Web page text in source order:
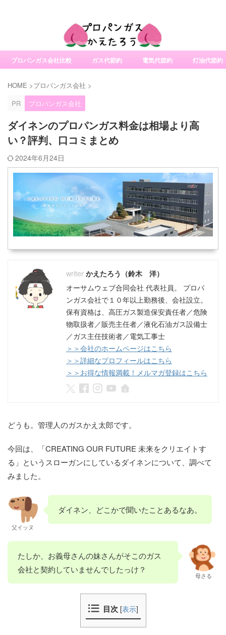
プロパンガス会社比較 ガス代節約 電気代節約 灯油代節約
HOME >プロパンガス会社 >
PR
プロパンガス会社
ダイネンのプロパンガス料金は相場より高
い？評判、口コミまとめ
2024年6月24日
かえたろう（鈴木 洋）
オーサムウェブ合同会社 代表社員。 プロパ
ンガス会社で１０年以上勤務後、会社設立。
保有資格は、高圧ガス製造保安責任者／危険
物取扱者／販売主任者／液化石油ガス設備士
／ガス主任技術者／電気工事士
＞＞会社のホームページはこちら
＞＞詳細なプロフィールはこちら
＞＞お得な情報満載！メルマガ登録はこちら
どうも。管理人のガスかえ太郎です。
今回は、「CREATING OUR FUTURE 未来をクリエイトす
る」というスローガンにしているダイネンについて、調べて
みました。
父イッヌ
ダイネン、どこかで聞いたことあるなあ。
たしか、お義母さんの妹さんがそこのガス
会社と契約していませんでしたっけ？
母さる
目次 [表示]